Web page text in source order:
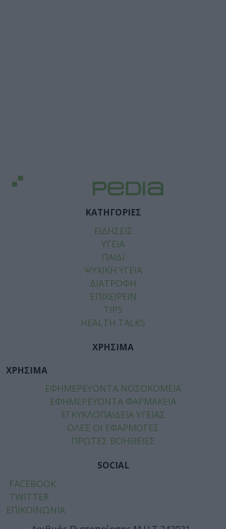
ΚΑΤΗΓΟΡΙΕΣ
ΕΙΔΗΣΕΙΣ
ΥΓΕΙΑ
ΠΑΙΔΙ
ΨΥΧΙΚΗ ΥΓΕΙΑ
ΔΙΑΤΡΟΦΗ
ΕΠΙΧΕΙΡΕΙΝ
TIPS
HEALTH TALKS
ΧΡΗΣΙΜΑ
ΧΡΗΣΙΜΑ
ΕΦΗΜΕΡΕΥΟΝΤΑ ΝΟΣΟΚΟΜΕΙΑ
ΕΦΗΜΕΡΕΥΟΝΤΑ ΦΑΡΜΑΚΕΙΑ
ΕΓΚΥΚΛΟΠΑΙΔΕΙΑ ΥΓΕΙΑΣ
ΟΛΕΣ ΟΙ ΕΦΑΡΜΟΓΕΣ
ΠΡΩΤΕΣ ΒΟΗΘΕΙΕΣ
SOCIAL
FACEBOOK
TWITTER
ΕΠΙΚΟΙΝΩΝΙΑ